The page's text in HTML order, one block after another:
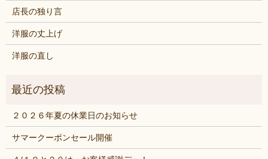
店長の独り言
洋服の丈上げ
洋服の直し
２０２６年夏の休業日のお知らせ
サマークーポンセール開催